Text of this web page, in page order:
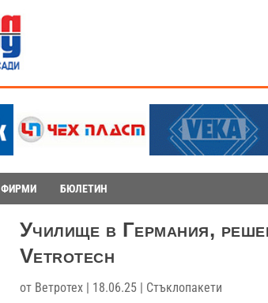
ФИРМИ БЮЛЕТИН
Училище в Германия,
Vetrotech
от Ветротех| 18.06.25| Стъклопакети